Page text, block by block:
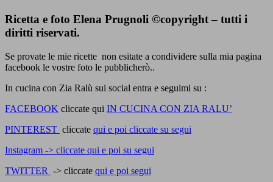
Ricetta e foto Elena Prugnoli ©copyright – tutti i
diritti riservati.
Se provate le mie ricette non esitate a condividere sulla mia pagina
facebook le vostre foto le pubblicherò..
In cucina con Zia Ralù sui social entra e seguimi su :
FACEBOOK cliccate qui IN CUCINA CON ZIA RALU’
PINTEREST cliccate qui e poi cliccate su segui
Instagram -> cliccate qui e poi su segui
TWITTER -> cliccate qui e poi segui